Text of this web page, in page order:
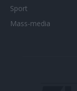
Sport
Mass-media